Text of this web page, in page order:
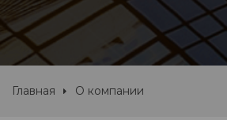
Главная О компании